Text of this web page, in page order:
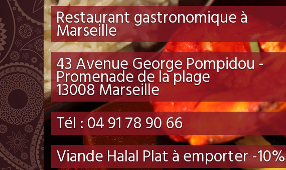
Restaurant gastronomique à
Marseille
43 Avenue George Pompidou -
Promenade de la plage
13008 Marseille
Tél : 04 91 78 90 66
Viande Halal Plat à emporter -10%